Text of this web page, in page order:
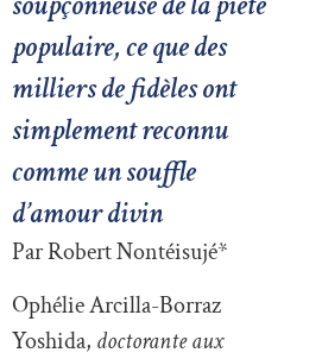
populaire, ce que des
milliers de fidèles ont
simplement reconnu
comme un souffle
d’amour divin
Par Robert Nontéisujé*
Ophélie Arcilla-Borraz
Yoshida, doctorante aux